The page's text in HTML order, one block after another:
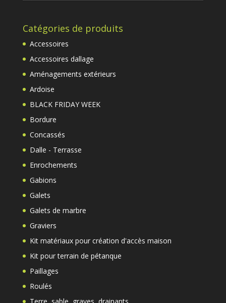
Catégories de produits
Accessoires
Accessoires dallage
Aménagements extérieurs
Ardoise
BLACK FRIDAY WEEK
Bordure
Concassés
Dalle - Terrasse
Enrochements
Gabions
Galets
Galets de marbre
Graviers
Kit matériaux pour création d'accès maison
Kit pour terrain de pétanque
Paillages
Roulés